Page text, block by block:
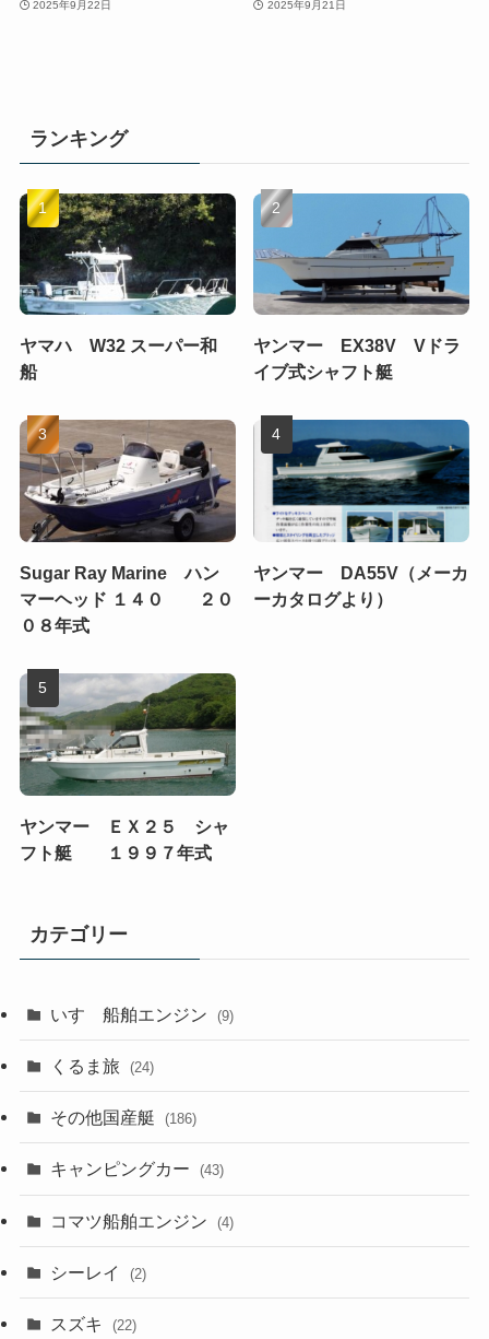
2025年9月22日 2025年9月21日
ランキング
ヤマハ W32 スーパー和
船
ヤンマー EX38V Vドラ
イブ式シャフト艇
Sugar Ray Marine ハン
マーヘッド １４０ ２０
０８年式
ヤンマー DA55V（メーカ
ーカタログより）
ヤンマー ＥＸ２５ シャ
フト艇 １９９７年式
カテゴリー
いすゞ船舶エンジン (9)
くるま旅 (24)
その他国産艇 (186)
キャンピングカー (43)
コマツ船舶エンジン (4)
シーレイ (2)
スズキ (22)